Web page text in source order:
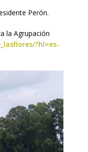
Perón.
la Agrupación
?hl=es-